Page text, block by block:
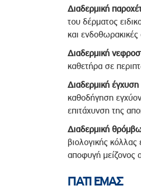
Διαδερμική
του δέρματος
και
Διαδερμική
καθετήρα σε
Διαδερμική
καθοδήγηση
επιτάχυνση της
Διαδερμική
βιολογικής
αποφυγή μείζονος
ΓΙΑΤΙ ΕΜΑΣ